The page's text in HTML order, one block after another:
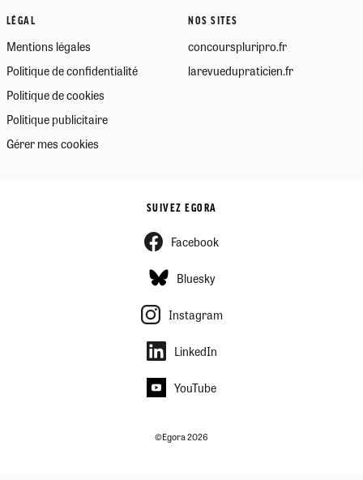
LÉGAL
Mentions légales
Politique de confidentialité
Politique de cookies
Politique publicitaire
Gérer mes cookies
NOS SITES
concourspluripro.fr
larevuedupraticien.fr
SUIVEZ EGORA
Facebook
Bluesky
Instagram
LinkedIn
YouTube
©Egora 2026